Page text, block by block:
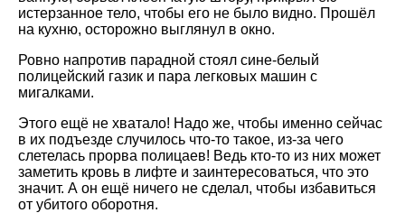
истерзанное тело, чтобы его не было видно. Прошёл
на кухню, осторожно выглянул в окно.
Ровно напротив парадной стоял сине-белый
полицейский газик и пара легковых машин с
мигалками.
Этого ещё не хватало! Надо же, чтобы именно сейчас
в их подъезде случилось что-то такое, из-за чего
слетелась прорва полицаев! Ведь кто-то из них может
заметить кровь в лифте и заинтересоваться, что это
значит. А он ещё ничего не сделал, чтобы избавиться
от убитого оборотня.